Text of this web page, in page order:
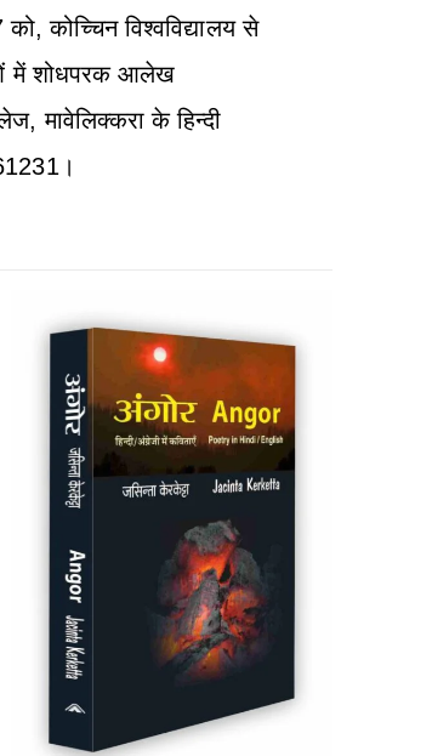
कोच्चिन विश्वविद्यालय से
में शोधपरक आलेख
मावेलिक्करा के हिन्दी